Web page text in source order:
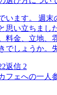
います。 週末
思い立ちまし
料金、立地、
でしょうか。
返信 2
フェへの一人